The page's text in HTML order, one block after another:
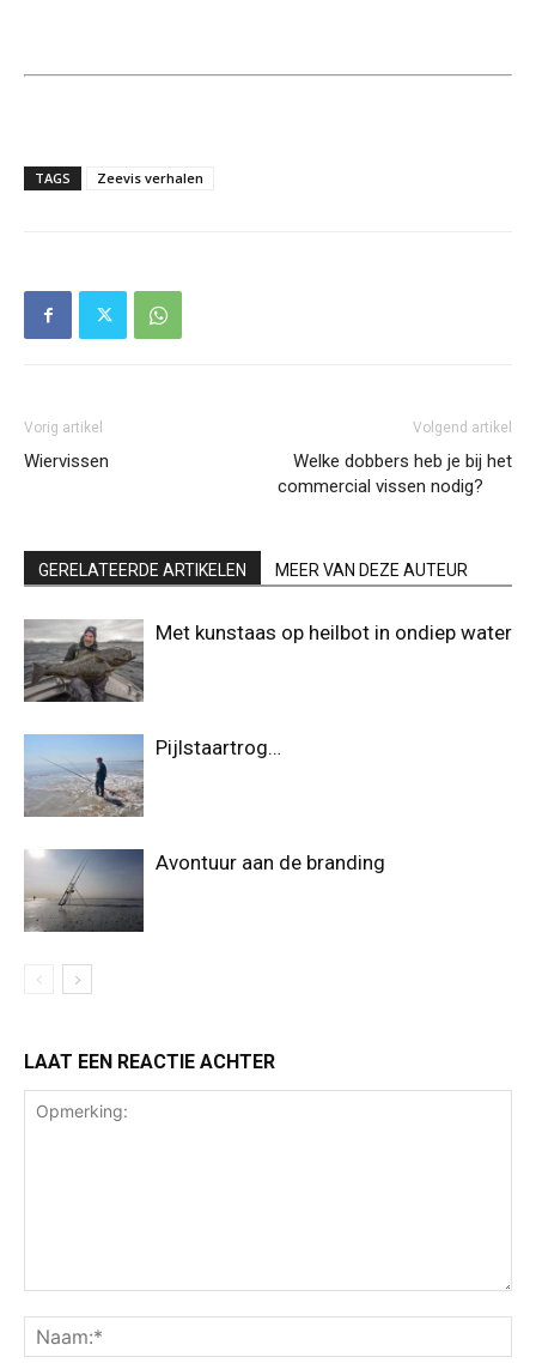
TAGS Zeevis verhalen
Vorig artikel
Wiervissen
Volgend artikel
Welke dobbers heb je bij het
commercial vissen nodig?
GERELATEERDE ARTIKELEN MEER VAN DEZE AUTEUR
Met kunstaas op heilbot in ondiep water
Pijlstaartrog…
Avontuur aan de branding
LAAT EEN REACTIE ACHTER